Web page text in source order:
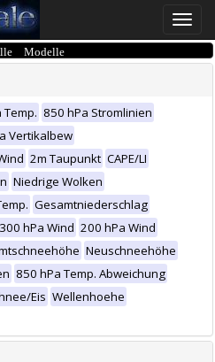
Toggle
Modelle
Temp. 850 hPa Stromlinien
Vertikalbew
2m Taupunkt CAPE/LI
Niedrige Wolken
Gesamtniederschlag
300 hPa Wind 200 hPa Wind
Neuschneehöhe
850 hPa Temp. Abweichung
Eis Wellenhoehe